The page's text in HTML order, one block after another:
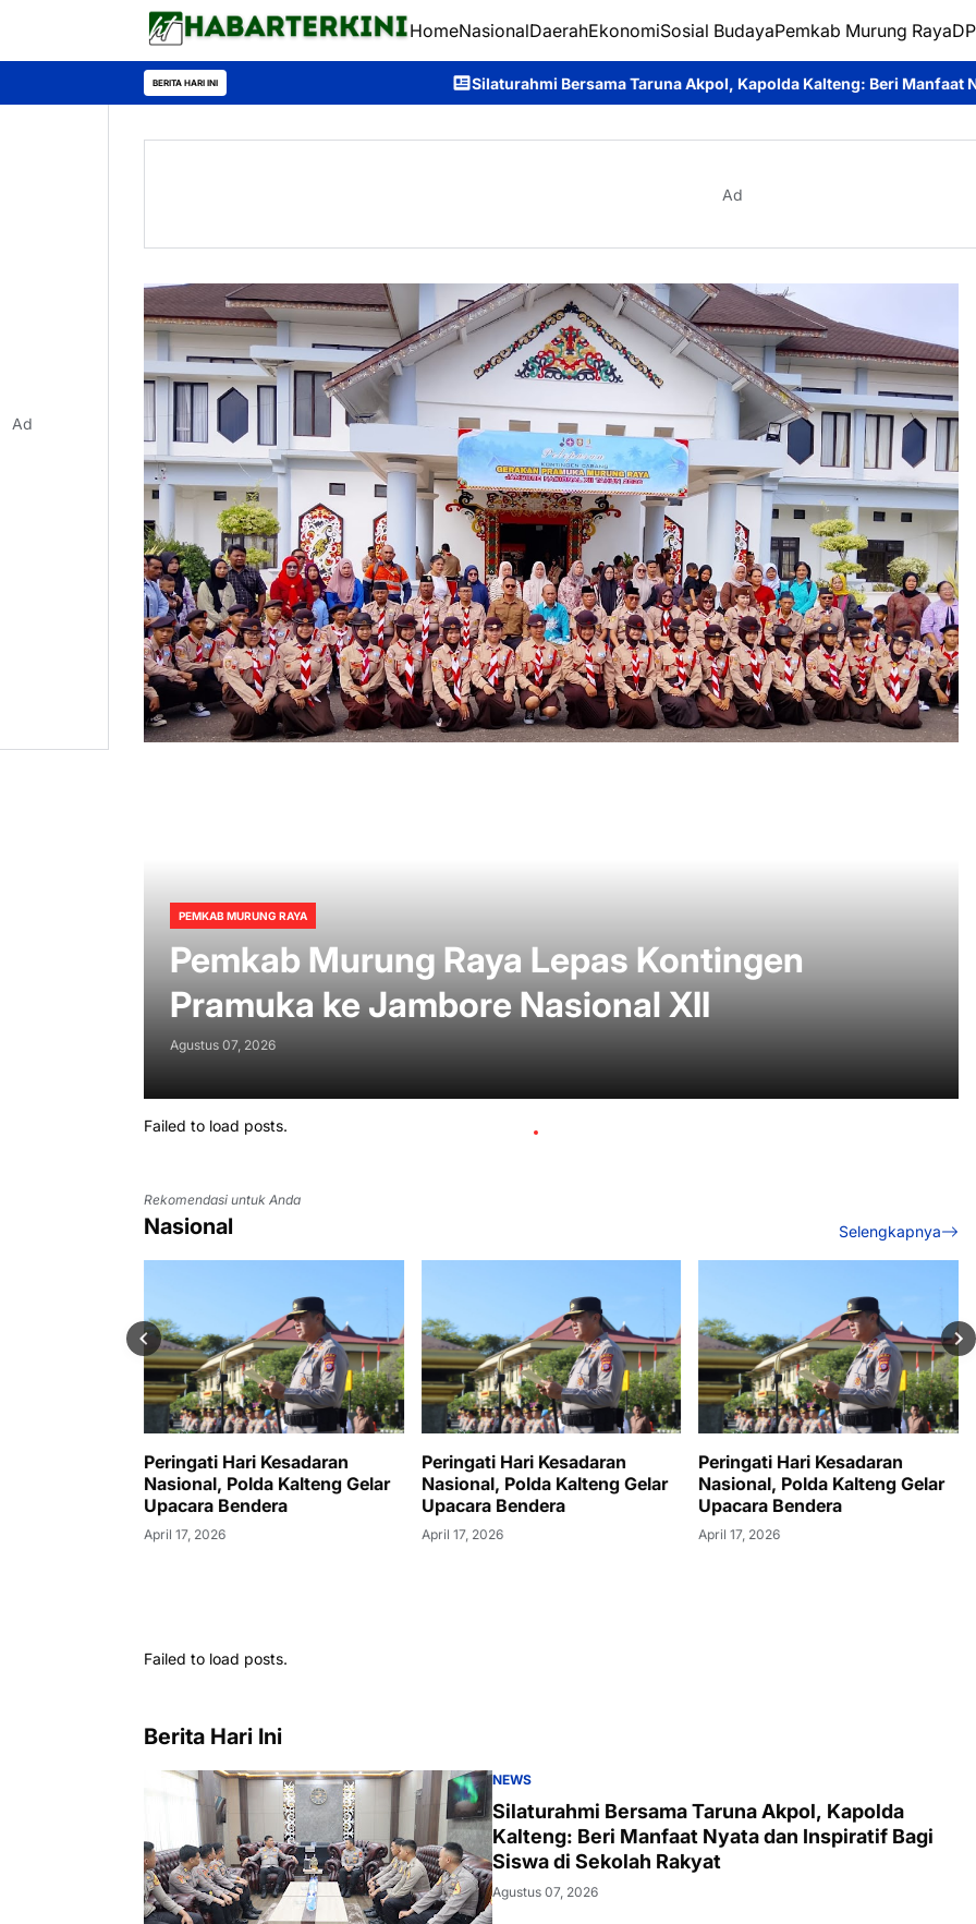
HomeNasionalDaerahEkonomiSosial BudayaPemkab Murung Raya
BERITA HARI INI Silaturahmi Bersama Taruna Akpol, Kapolda Kalteng: Beri Manfaat Nyata dan Inspiratif Bagi
Ad
PEMKAB MURUNG RAYA
Pemkab Murung Raya Lepas Kontingen
Pramuka ke Jambore Nasional XII
Agustus 07, 2026
Failed to load posts.
Rekomendasi untuk Anda
Nasional Selengkapnya
Peringati Hari Kesadaran
Nasional, Polda Kalteng Gelar
Upacara Bendera
April 17, 2026
Peringati Hari Kesadaran
Nasional, Polda Kalteng Gelar
Upacara Bendera
April 17, 2026
Peringati Hari Kesadaran
Nasional, Polda Kalteng Gelar
Upacara Bendera
April 17, 2026
Failed to load posts.
Berita Hari Ini
NEWS
Silaturahmi Bersama Taruna Akpol, Kapolda
Kalteng: Beri Manfaat Nyata dan Inspiratif Bagi
Siswa di Sekolah Rakyat
Agustus 07, 2026
Ad